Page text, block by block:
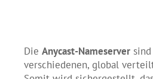
DieAnycast-Nameserver
verschiedenen, global